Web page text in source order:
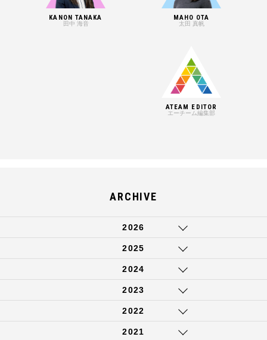
KANON TANAKA
田中 海音
MAHO OTA
太田 真帆
ATEAM EDITOR
エーチーム編集部
ARCHIVE
2026
2025
2024
2023
2022
2021